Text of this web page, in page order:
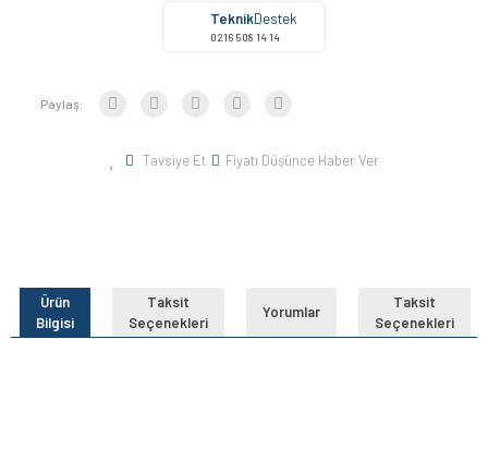
TeknikDestek
0216 508 14 14
Paylaş:
Tavsiye Et Fiyatı Düşünce Haber Ver
Ürün
Bilgisi
Taksit
Seçenekleri
Yorumlar
Taksit
Seçenekleri